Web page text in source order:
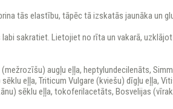
tās elastību, tāpēc tā izskatās jaunāka un
sakratiet. Lietojiet no rīta un vakarā,
(mežrozīšu) augļu eļļa, heptylundecilenāts,
eļļa, Triticum Vulgare (kviešu) dīgļu eļļa,
sēklu eļļa, tokoferilacetāts, Bosvelijas